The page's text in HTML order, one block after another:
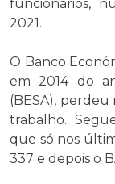
funcionários,
2021.
O Banco
em 2014 do
(BESA),
trabalho.
que só nos
337 e depois o